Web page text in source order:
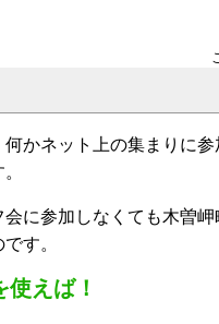
かネット上の集まりに
に参加しなくても木曽
す。
えば！